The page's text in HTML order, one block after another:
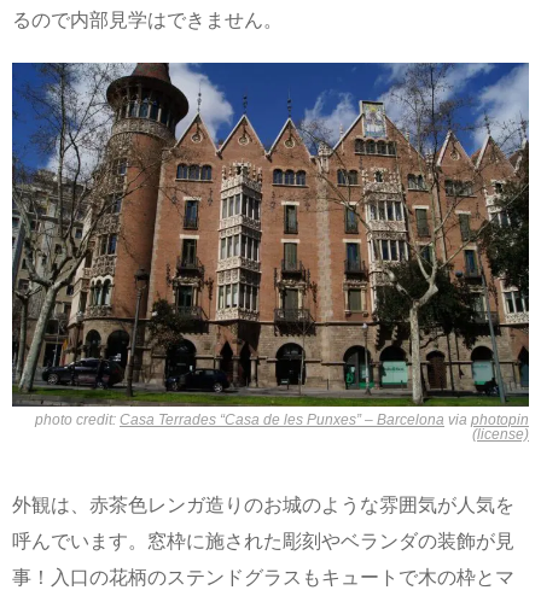
るので内部見学はできません。
photo credit: Casa Terrades “Casa de les Punxes” – Barcelona via photopin
(license)
外観は、赤茶色レンガ造りのお城のような雰囲気が人気を
呼んでいます。窓枠に施された彫刻やベランダの装飾が見
事！入口の花柄のステンドグラスもキュートで木の枠とマ